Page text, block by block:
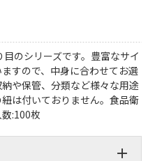
のシリーズです。豊富なサイ
すので、中身に合わせてお選
や保管、分類など様々な用途
は付いておりません。食品衛
:100枚